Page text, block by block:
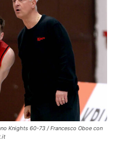
Knights 60-73 / Francesco Oboe con